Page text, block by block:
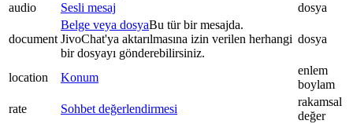
audio
Sesli mesaj dosya
document
Belge veya dosyaBu tür bir mesajda.
JivoChat'ya aktarılmasına izin verilen herhangi
bir dosyayı gönderebilirsiniz.
dosya
location Konum
enlem
boylam
rate
Sohbet değerlendirmesi
rakamsal
değer